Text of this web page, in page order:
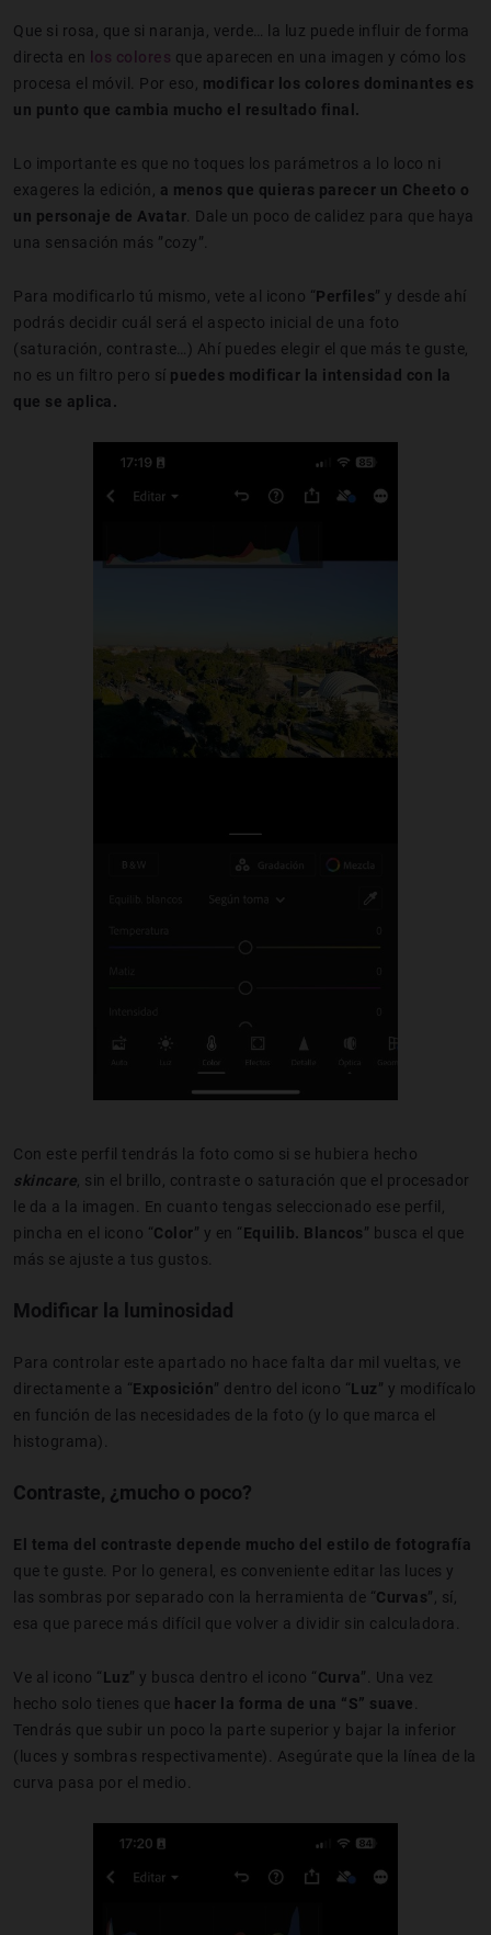
Que si rosa, que si naranja, verde… la luz puede influir de forma
directa en
los colores que aparecen en una imagen y cómo los
procesa el móvil. Por eso, modificar los colores dominantes es
un punto que cambia mucho el resultado final.
Lo importante es que no toques los parámetros a lo loco ni
exageres la edición, a menos que quieras parecer un Cheeto o
un personaje de Avatar. Dale un poco de calidez para que haya
una sensación más ”cozy”.
Para modificarlo tú mismo, vete al icono “Perfiles” y desde ahí
podrás decidir cuál será el aspecto inicial de una foto
(saturación, contraste…) Ahí puedes elegir el que más te guste,
no es un filtro pero sí puedes modificar la intensidad con la
que se aplica.
Con este perfil tendrás la foto como si se hubiera hecho
skincare , sin el brillo, contraste o saturación que el procesador
le da a la imagen. En cuanto tengas seleccionado ese perfil,
pincha en el icono “Color” y en “Equilib. Blancos” busca el que
más se ajuste a tus gustos.
Modificar la luminosidad
Para controlar este apartado no hace falta dar mil vueltas, ve
directamente a “Exposición” dentro del icono “Luz” y modifícalo
en función de las necesidades de la foto (y lo que marca el
histograma).
Contraste, ¿mucho o poco?
El tema del contraste depende mucho del estilo de fotografía
que te guste. Por lo general, es conveniente editar las luces y
las sombras por separado con la herramienta de “Curvas”, sí,
esa que parece más difícil que volver a dividir sin calculadora.
Ve al icono “Luz” y busca dentro el icono “Curva”. Una vez
hecho solo tienes que hacer la forma de una “S” suave
Tendrás que subir un poco la parte superior y bajar la inferior
(luces y sombras respectivamente). Asegúrate que la línea de la
curva pasa por el medio.